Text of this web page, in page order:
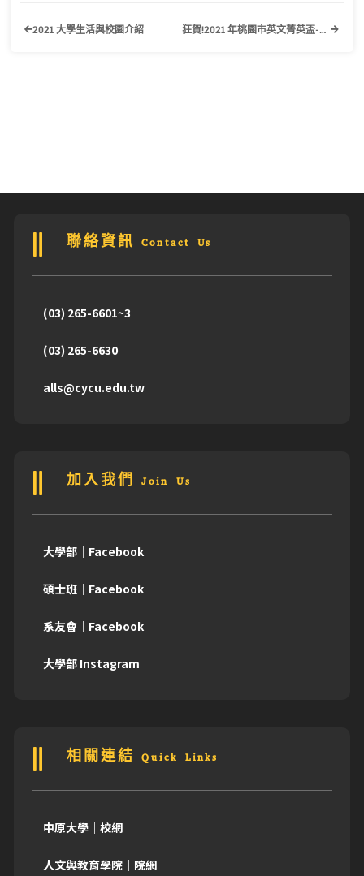
2021 大學生活與校園介紹 狂賀!2021 年桃園市英文菁英盃-專業英文聽寫能力與詞彙能力大賽應外二乙傅宇璿同學 榮獲 專業英文聽力組職場與生活應用科 個人獎與教師指導獎 冠軍
聯絡資訊 Contact Us
(03) 265-6601~3
(03) 265-6630
alls@cycu.edu.tw
加入我們 Join Us
大學部｜Facebook
碩士班｜Facebook
系友會｜Facebook
大學部 Instagram
相關連結 Quick Links
中原大學｜校網
人文與教育學院｜院網